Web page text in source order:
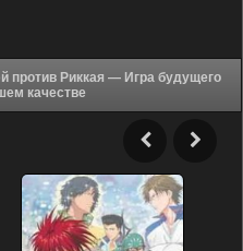
качестве